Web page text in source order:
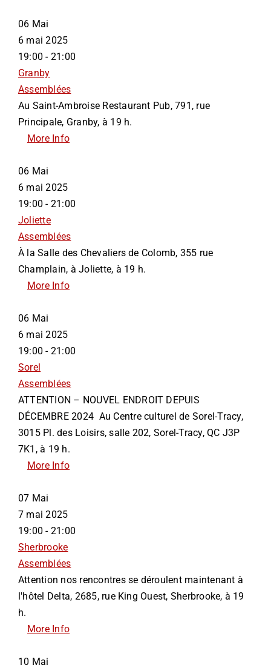
06 Mai
6 mai 2025
19:00 - 21:00
Granby
Assemblées
Au Saint-Ambroise Restaurant Pub, 791, rue
Principale, Granby, à 19 h.
More Info
06 Mai
6 mai 2025
19:00 - 21:00
Joliette
Assemblées
À la Salle des Chevaliers de Colomb, 355 rue
Champlain, à Joliette, à 19 h.
More Info
06 Mai
6 mai 2025
19:00 - 21:00
Sorel
Assemblées
ATTENTION – NOUVEL ENDROIT DEPUIS
DÉCEMBRE 2024 Au Centre culturel de Sorel-Tracy,
3015 Pl. des Loisirs, salle 202, Sorel-Tracy, QC J3P
7K1, à 19 h.
More Info
07 Mai
7 mai 2025
19:00 - 21:00
Sherbrooke
Assemblées
Attention nos rencontres se déroulent maintenant à
l'hôtel Delta, 2685, rue King Ouest, Sherbrooke, à 19
h.
More Info
10 Mai